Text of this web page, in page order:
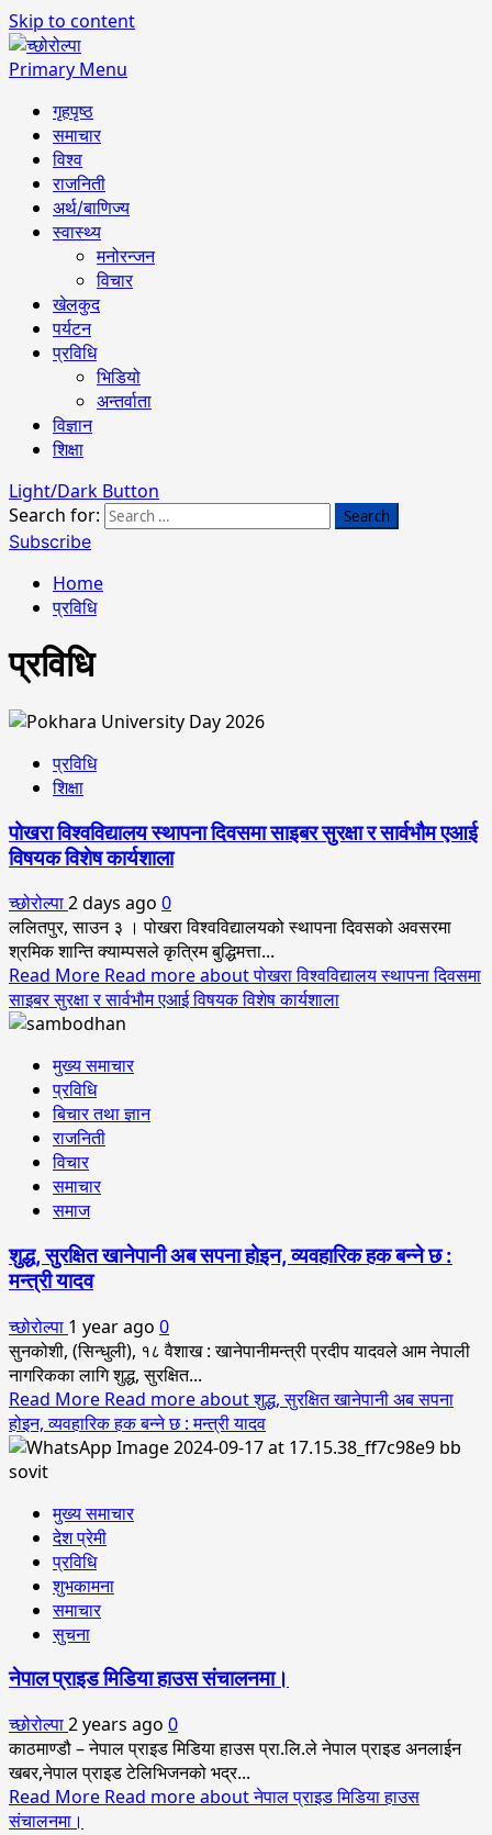
Skip to content
Primary Menu
गृहपृष्ठ
समाचार
विश्व
राजनिती
अर्थ/बाणिज्य
स्वास्थ्य
मनोरन्जन
विचार
खेलकुद
पर्यटन
प्रविधि
भिडियो
अन्तर्वाता
विज्ञान
शिक्षा
Light/Dark Button
Search for:
Subscribe
Home
प्रविधि
प्रविधि
प्रविधि
शिक्षा
पोखरा विश्वविद्यालय स्थापना दिवसमा साइबर सुरक्षा र सार्वभौम एआई
विषयक विशेष कार्यशाला
च्छोरोल्पा2 days ago 0
ललितपुर, साउन ३ । पोखरा विश्वविद्यालयको स्थापना दिवसको अवसरमा
श्रमिक शान्ति क्याम्पसले कृत्रिम बुद्धिमत्ता...
Read More Read more about पोखरा विश्वविद्यालय स्थापना दिवसमा
साइबर सुरक्षा र सार्वभौम एआई विषयक विशेष कार्यशाला
मुख्य समाचार
प्रविधि
बिचार तथा ज्ञान
राजनिती
विचार
समाचार
समाज
शुद्ध, सुरक्षित खानेपानी अब सपना होइन, व्यवहारिक हक बन्ने छ :
मन्त्री यादव
च्छोरोल्पा 1 year ago 0
सुनकोशी, (सिन्धुली), १८ वैशाख : खानेपानीमन्त्री प्रदीप यादवले आम नेपाली
नागरिकका लागि शुद्ध, सुरक्षित...
Read More Read more about शुद्ध, सुरक्षित खानेपानी अब सपना
होइन, व्यवहारिक हक बन्ने छ : मन्त्री यादव
मुख्य समाचार
देश प्रेमी
प्रविधि
शुभकामना
समाचार
सुचना
नेपाल प्राइड मिडिया हाउस संचालनमा।
च्छोरोल्पा2 years ago 0
काठमाण्डौ – नेपाल प्राइड मिडिया हाउस प्रा.लि.ले नेपाल प्राइड अनलाईन
खबर,नेपाल प्राइड टेलिभिजनको भद्र...
Read More Read more about नेपाल प्राइड मिडिया हाउस
संचालनमा।